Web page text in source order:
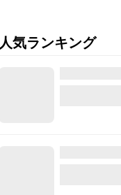
人気ランキング